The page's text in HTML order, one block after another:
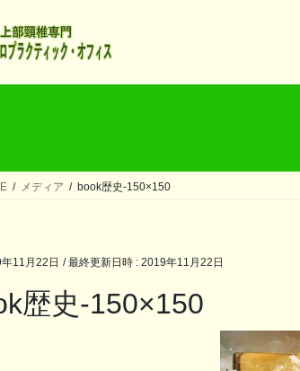
メディア book歴史-150×150
11月22日 / 最終更新日時 : 2019年11月22日
歴史-150×150